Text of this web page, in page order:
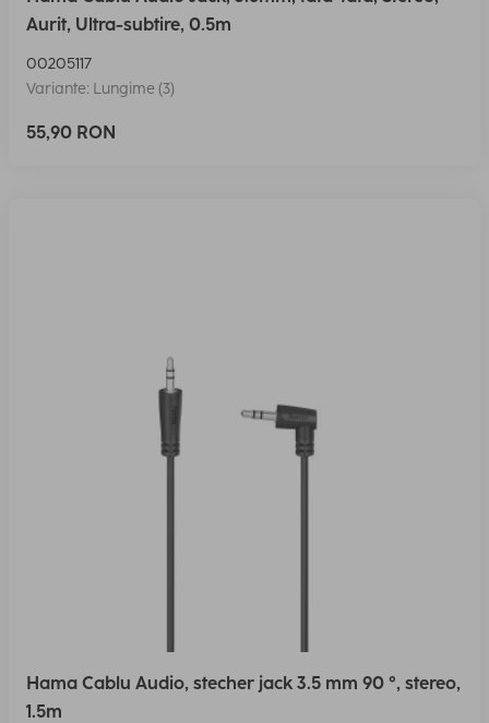
Aurit, Ultra-subtire, 0.5m
00205117
Variante: Lungime (3)
55,90 RON
Hama Cablu Audio, stecher jack 3.5 mm 90 °, stereo,
1.5m